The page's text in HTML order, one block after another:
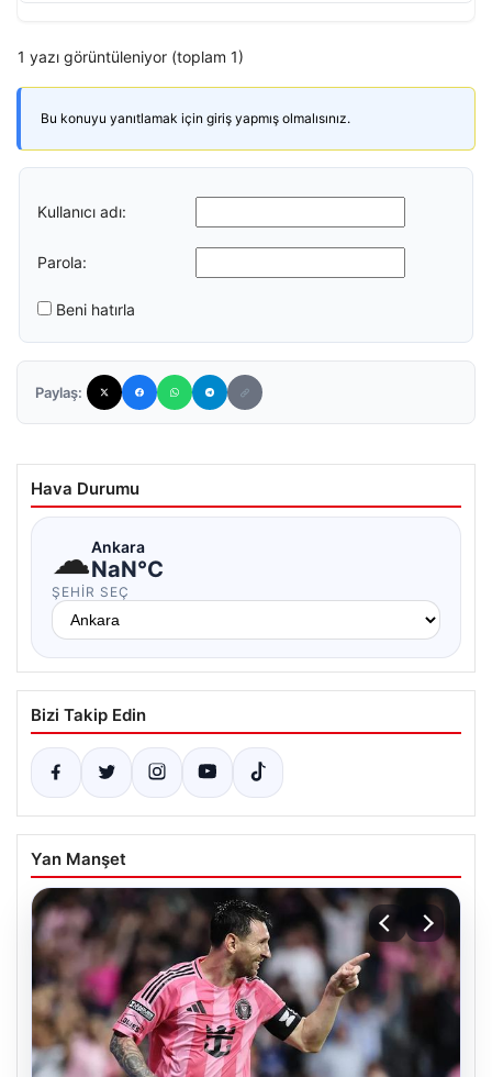
1 yazı görüntüleniyor (toplam 1)
Bu konuyu yanıtlamak için giriş yapmış olmalısınız.
Kullanıcı adı:
Parola:
Beni hatırla
Paylaş:
Hava Durumu
☁Ankara
NaN°C
ŞEHIR SEÇ
Bizi Takip Edin
Yan Manşet